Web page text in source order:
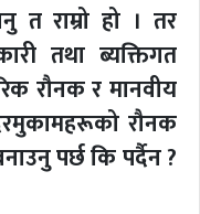
राम्रो हो । तर
तथा ब्यक्तिगत
रौनक र मानवीय
रौनक
पर्छ कि पर्दैन ?